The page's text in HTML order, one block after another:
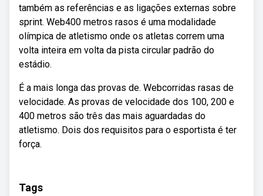
também as referências e as ligações externas sobre
sprint. Web400 metros rasos é uma modalidade
olímpica de atletismo onde os atletas correm uma
volta inteira em volta da pista circular padrão do
estádio.
É a mais longa das provas de. Webcorridas rasas de
velocidade. As provas de velocidade dos 100, 200 e
400 metros são três das mais aguardadas do
atletismo. Dois dos requisitos para o esportista é ter
força.
Tags